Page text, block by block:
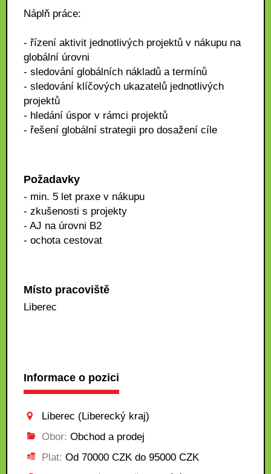
Náplň práce:
- řízení aktivit jednotlivých projektů v nákupu na
globální úrovni
- sledování globálních nákladů a termínů
- sledování klíčových ukazatelů jednotlivých
projektů
- hledání úspor v rámci projektů
- řešení globální strategii pro dosažení cíle
Požadavky
- min. 5 let praxe v nákupu
- zkušenosti s projekty
- AJ na úrovni B2
- ochota cestovat
Místo pracoviště
Liberec
Informace o pozici
Liberec (Liberecký kraj)
Obor: Obchod a prodej
Plat: Od 70000 CZK do 95000 CZK